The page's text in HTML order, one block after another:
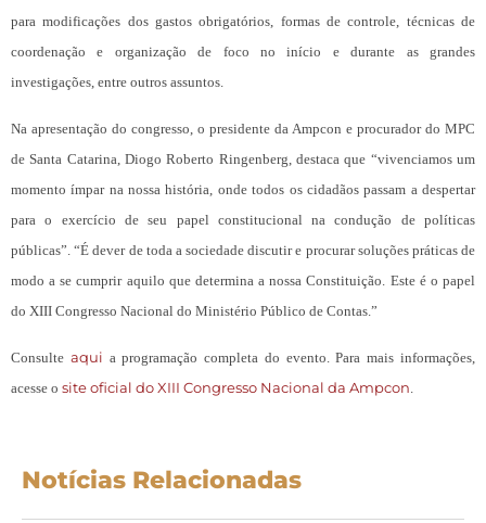
para modificações dos gastos obrigatórios, formas de controle, técnicas de
coordenação e organização de foco no início e durante as grandes
investigações, entre outros assuntos.
Na apresentação do congresso, o presidente da Ampcon e procurador do MPC
de Santa Catarina, Diogo Roberto Ringenberg, destaca que “vivenciamos um
momento ímpar na nossa história, onde todos os cidadãos passam a despertar
para o exercício de seu papel constitucional na condução de políticas
públicas”. “É dever de toda a sociedade discutir e procurar soluções práticas de
modo a se cumprir aquilo que determina a nossa Constituição. Este é o papel
do XIII Congresso Nacional do Ministério Público de Contas.”
Consulte aqui a programação completa do evento. Para mais informações,
acesse o site oficial do XIII Congresso Nacional da Ampcon
Notícias Relacionadas